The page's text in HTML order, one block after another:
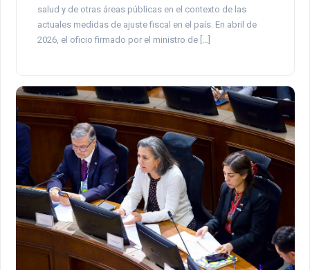
salud y de otras áreas públicas en el contexto de las
actuales medidas de ajuste fiscal en el país. En abril de
2026, el oficio firmado por el ministro de […]